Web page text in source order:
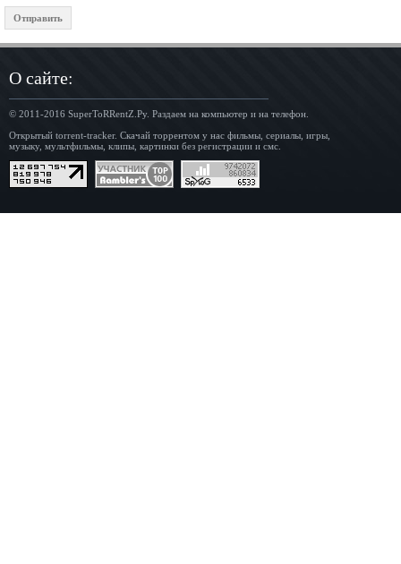
О сайте:
© 2011-2016 SuperToRRentZ.Ру. Раздаем на компьютер и на телефон.
Открытый torrent-tracker. Скачай торрентом у нас фильмы, сериалы, игры,
музыку, мультфильмы, клипы, картинки без регистрации и смс.